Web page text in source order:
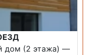
дом (2 этажа) —